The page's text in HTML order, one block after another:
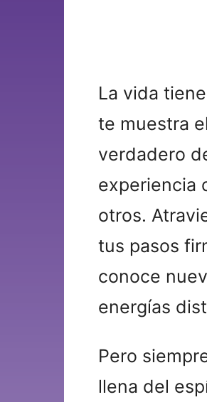
La vida
te muestra
verdadero
experiencia
otros.
tus pasos
conoce
energías
Pero
llena del